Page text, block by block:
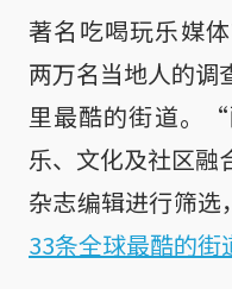
著名吃喝玩乐媒
两万名当地人的调
里最酷的街道。
乐、文化及社区融
杂志编辑进行筛选
33条全球最酷的街